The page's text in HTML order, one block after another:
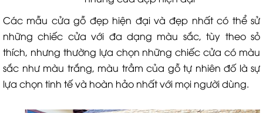
Các mẫu cửa gỗ đẹp hiện đại và đẹp nhất có thể sử
những chiếc cửa với đa dạng màu sắc, tùy theo sỏ
thích, nhưng thường lựa chọn những chiếc cửa có màu
sắc như màu trắng, màu trầm của gỗ tự nhiên đố là sự
lựa chọn tinh tế và hoàn hảo nhất với mọi người dùng.